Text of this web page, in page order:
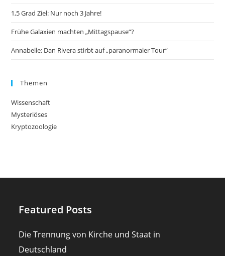
1,5 Grad Ziel: Nur noch 3 Jahre!
Frühe Galaxien machten „Mittagspause“?
Annabelle: Dan Rivera stirbt auf „paranormaler Tour“
Themen
Wissenschaft
Mysteriöses
Kryptozoologie
Featured Posts
Die Trennung von Kirche und Staat in
Deutschland